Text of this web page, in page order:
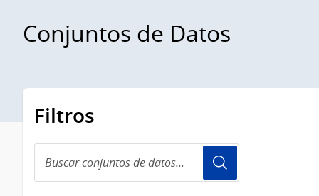
Conjuntos de Datos
Filtros
conjuntos
de